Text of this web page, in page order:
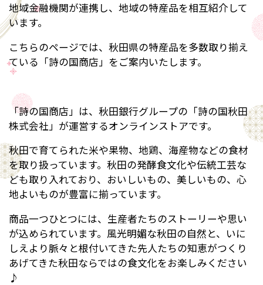
地域金融機関が連携し、地域の特産品を相互紹介して
います。
こちらのページでは、秋田県の特産品を多数取り揃え
ている「詩の国商店」をご案内いたします。
「詩の国商店」は、秋田銀行グループの「詩の国秋田
株式会社」が運営するオンラインストアです。
秋田で育てられた米や果物、地鶏、海産物などの食材
を取り扱っています。秋田の発酵食文化や伝統工芸な
ども取り入れており、おいしいもの、美しいもの、心
地よいものが豊富に揃っています。
商品一つひとつには、生産者たちのストーリーや思い
が込められています。風光明媚な秋田の自然と、いに
しえより脈々と根付いてきた先人たちの知恵がつくり
あげてきた秋田ならではの食文化をお楽しみください
♪